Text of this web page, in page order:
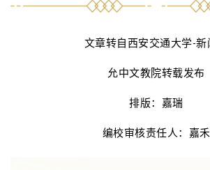
文章转自西安交通大学-新
允中文教院转载发布
排版：嘉瑞
编校审核责任人：嘉禾